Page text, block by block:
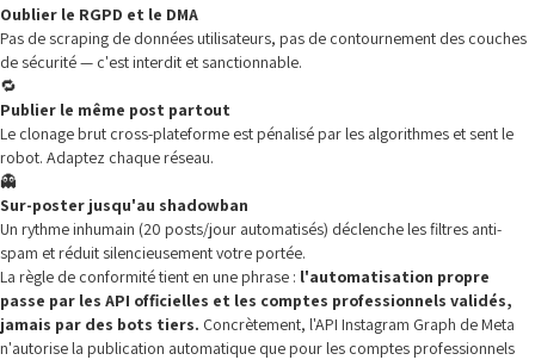
Oublier le RGPD et le DMA
Pas de scraping de données utilisateurs, pas de contournement des couches
de sécurité — c'est interdit et sanctionnable.
🔁
Publier le même post partout
Le clonage brut cross-plateforme est pénalisé par les algorithmes et sent le
robot. Adaptez chaque réseau.
👻
Sur-poster jusqu'au shadowban
Un rythme inhumain (20 posts/jour automatisés) déclenche les filtres anti-
spam et réduit silencieusement votre portée.
La règle de conformité tient en une phrase : l'automatisation propre
passe par les API officielles et les comptes professionnels validés,
jamais par des bots tiers. Concrètement, l'API Instagram Graph de Meta
n'autorise la publication automatique que pour les comptes professionnels